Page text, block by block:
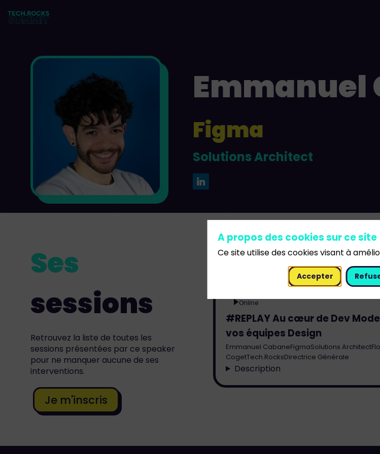
EC
Emmanuel
Figma
Solutions Architect
Ses
sessions
Retrouvez la liste de toutes les
sessions présentées par ce speaker
pour ne manquer aucune de ses
interventions.
Je m'inscris
Online
#REPLAY Au cœur de Dev
vos équipes Design
Emmanuel CabaneFigmaSolutions Architect
CogetTech.RocksDirectrice Générale
Description
A propos des cookies sur ce site
Ce site utilise des cookies visant à
Accepter